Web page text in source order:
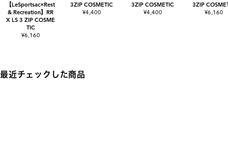
【LeSportsac×Rest
& Recreation】RR
X LS 3 ZIP COSME
TIC
¥6,160
3ZIP COSMETIC
¥4,400
3ZIP COSMETIC
¥4,400
3ZIP
¥6,160
最近チェックした商品